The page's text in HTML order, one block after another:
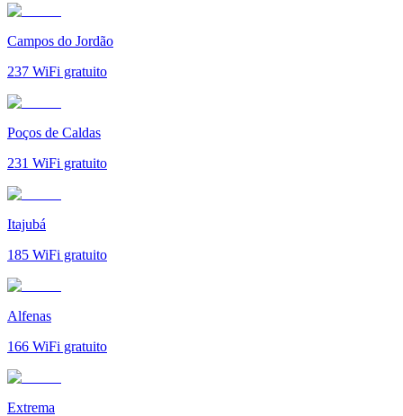
Campos do Jordão
237 WiFi gratuito
Poços de Caldas
231 WiFi gratuito
Itajubá
185 WiFi gratuito
Alfenas
166 WiFi gratuito
Extrema